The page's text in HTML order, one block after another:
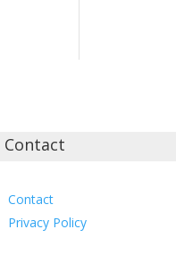
Contact
Contact
Privacy Policy